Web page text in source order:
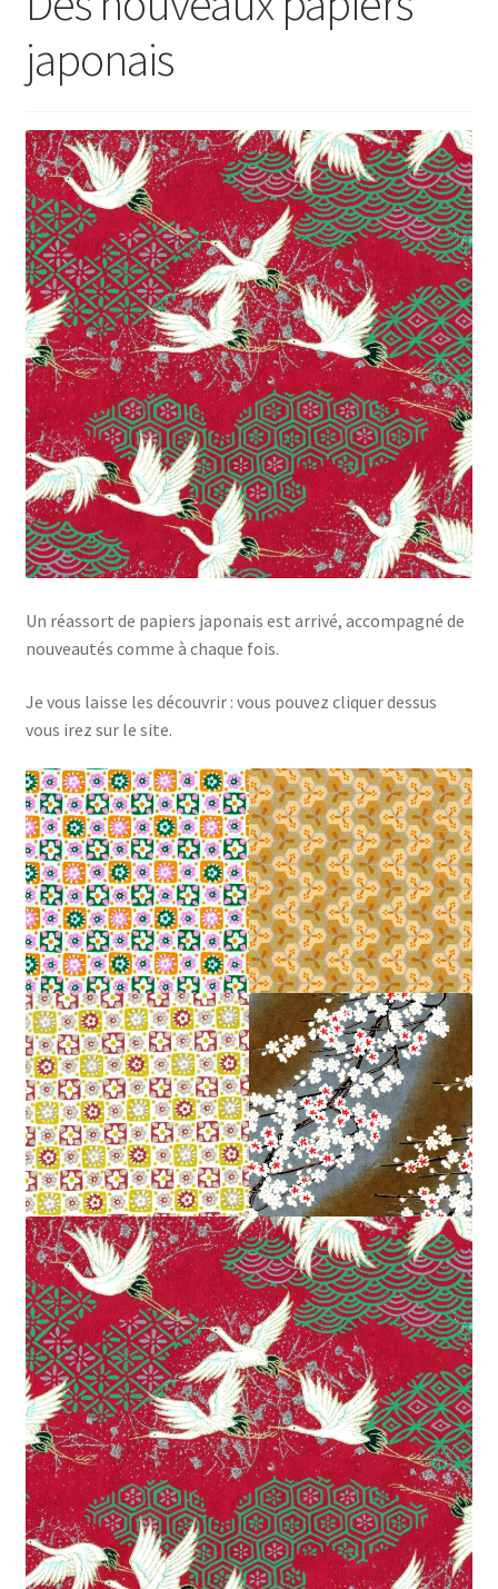
japonais
Un réassort de papiers japonais est arrivé, accompagné de
nouveautés comme à chaque fois.
Je vous laisse les découvrir : vous pouvez cliquer dessus
vous irez sur le site.